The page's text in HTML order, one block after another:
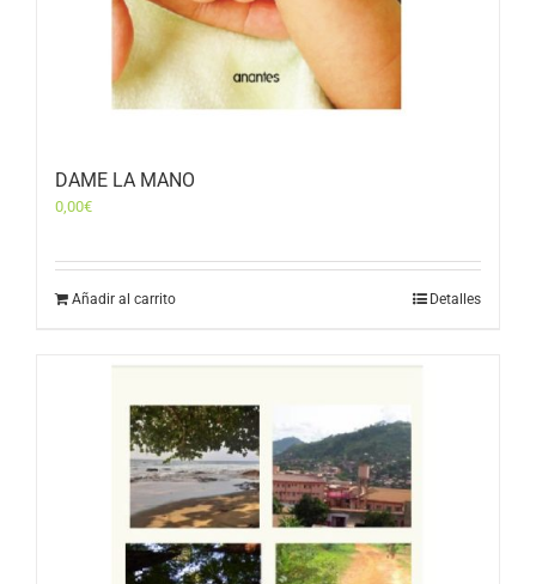
DAME LA MANO
0,00€
Añadir al carrito Detalles